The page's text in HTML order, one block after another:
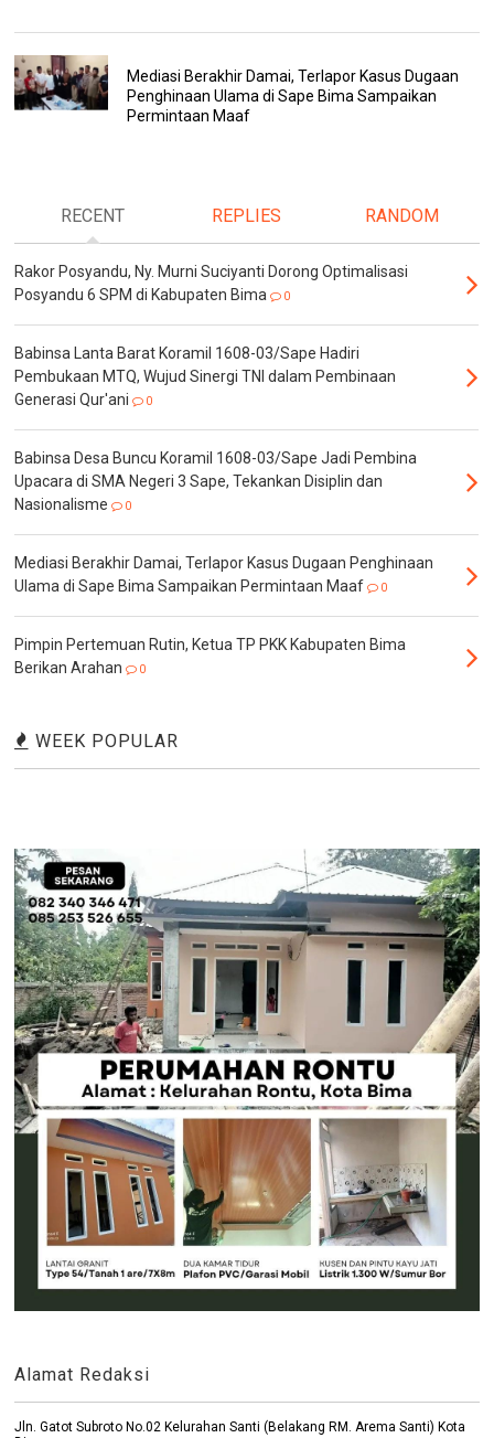
Mediasi Berakhir Damai, Terlapor Kasus Dugaan
Penghinaan Ulama di Sape Bima Sampaikan
Permintaan Maaf
RECENT REPLIES RANDOM
Rakor Posyandu, Ny. Murni Suciyanti Dorong Optimalisasi
Posyandu 6 SPM di Kabupaten Bima
0
Babinsa Lanta Barat Koramil 1608-03/Sape Hadiri
Pembukaan MTQ, Wujud Sinergi TNI dalam Pembinaan
Generasi Qur'ani
0
Babinsa Desa Buncu Koramil 1608-03/Sape Jadi Pembina
Upacara di SMA Negeri 3 Sape, Tekankan Disiplin dan
Nasionalisme
0
Mediasi Berakhir Damai, Terlapor Kasus Dugaan Penghinaan
Ulama di Sape Bima Sampaikan Permintaan Maaf
0
Pimpin Pertemuan Rutin, Ketua TP PKK Kabupaten Bima
Berikan Arahan
0
WEEK POPULAR
Alamat Redaksi
Jln. Gatot Subroto No.02 Kelurahan Santi (Belakang RM. Arema Santi) Kota